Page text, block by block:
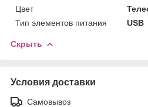
Цвет
Тип элементов питания
USB
Скрыть
Условия доставки
Самовывоз